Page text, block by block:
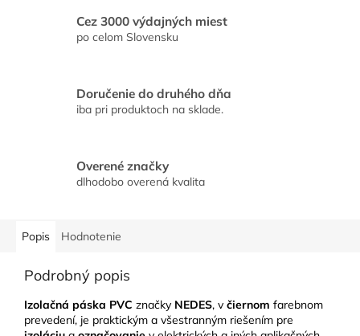
Cez 3000 výdajných miest
po celom Slovensku
Doručenie do druhého dňa
iba pri produktoch na sklade.
Overené značky
dlhodobo overená kvalita
Popis Hodnotenie
Podrobný popis
Izolačná páska PVC značky NEDES, v čiernom farebnom
prevedení, je praktickým a všestranným riešením pre